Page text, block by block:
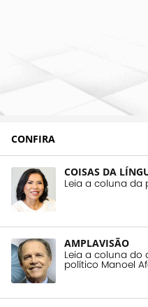
CONFIRA
COISAS DA
Leia a coluna da
AMPLAVISÃO
Leia a coluna do
político Manoel